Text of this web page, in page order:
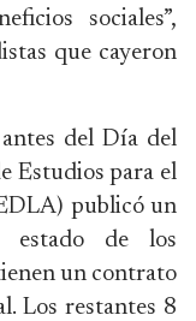
sociales”,
que cayeron
del Día del
Estudios para el
publicó un
estado de los
un contrato
Los restantes 8